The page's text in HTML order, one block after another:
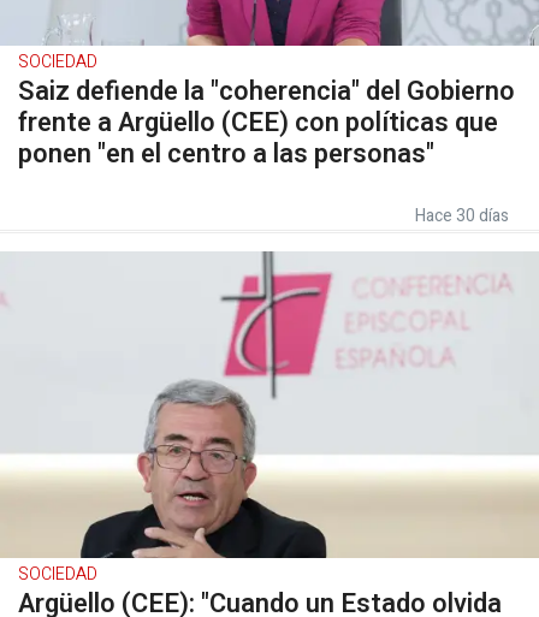
SOCIEDAD
Saiz defiende la "coherencia" del Gobierno
frente a Argüello (CEE) con políticas que
ponen "en el centro a las personas"
Hace 30 días
SOCIEDAD
Argüello (CEE): "Cuando un Estado olvida